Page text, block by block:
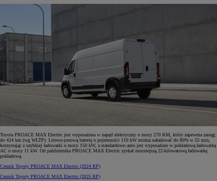
Toyota PROACE MAX Electric jest wyposażona w napęd elektryczny o mocy 270 KM, który zapewnia zasięg
do 424 km (wg WLTP). Litowo-jonową baterię o pojemności 110 kW można naładować do 80% w 55 min,
korzystając z szybkiej ładowarki o mocy 150 kW, a standardowo auto jest wyposażone w pokładową ładowarkę
AC o mocy 11 kW. Od października PROACE MAX Electric zyskał mocniejszą 22-kilowatową ładowarkę
pokładową.
Cennik Toyoty PROACE MAX Electric (2024 RP)
Cennik Toyoty PROACE MAX Electric (2025 RP)